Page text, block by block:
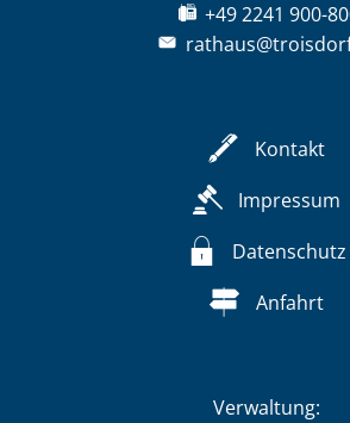
+49 2241 900-
Kontakt
Impressum
Datenschutz
Anfahrt
Verwaltung: